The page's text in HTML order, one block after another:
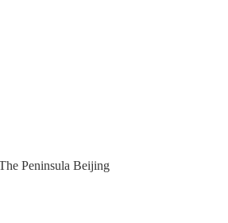
Peninsula Beijing